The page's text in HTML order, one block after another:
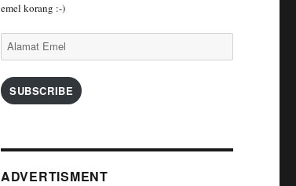
emel korang :-)
Alamat
Emel
SUBSCRIBE
ADVERTISMENT